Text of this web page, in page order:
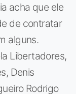
acha que ele
de contratar
alguns.
Libertadores,
Denis
Rodrigo